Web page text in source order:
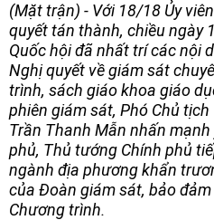
(Mặt trận) - Với 18/18 Ủy
quyết tán thành, chiều ngày
Quốc hội đã nhất trí các nội
Nghị quyết về giám sát
trình, sách giáo khoa giáo
phiên giám sát, Phó Chủ
Trần Thanh Mẫn nhấn
phủ, Thủ tướng Chính phủ
ngành địa phương khẩn
của Đoàn giám sát, bảo
Chương trình.